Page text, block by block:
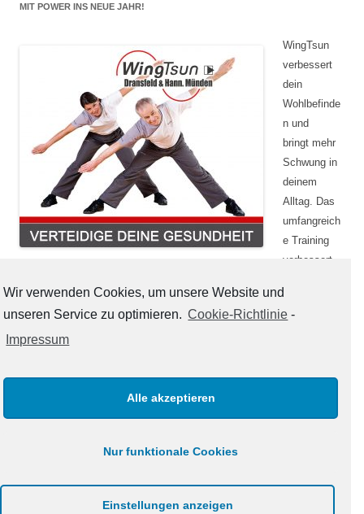
MIT POWER INS NEUE JAHR!
WingTsun
verbessert
dein
Wohlbefinde
n und
bringt mehr
Schwung in
deinem
Alltag. Das
umfangreich
e Training
verbessert
Körperhaltung und kurbelt den Fettstoffwechsel
an. Einfach vorbei kommen und mitmachen!
Datenschutz|Cookie-Richtlinie
Wir verwenden Cookies, um unsere Website und
unseren Service zu optimieren. Cookie-Richtlinie -
Impressum
Alle akzeptieren
Nur funktionale Cookies
Einstellungen anzeigen